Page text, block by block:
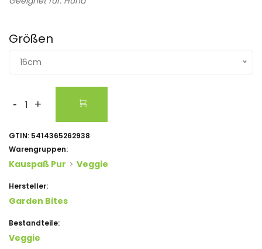
Größen
16cm
- +
GTIN: 5414365262938
Warengruppen:
Kauspaß Pur Veggie
Hersteller:
Garden Bites
Bestandteile:
Veggie